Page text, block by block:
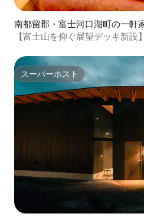
南都留郡・富士河口湖町の一軒
【富士山を仰ぐ展望デッキ新設
スーパーホスト
スーパーホスト